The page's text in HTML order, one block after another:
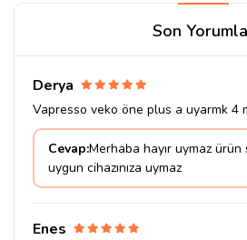
Son
Derya
Vapresso veko öne plus a uyarmk 4
Cevap:Merhaba hayır uymaz
uygun cihazınıza uymaz
Enes